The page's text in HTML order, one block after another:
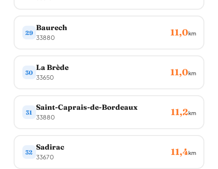
29
Baurech
33880 11,0km
30
La Brède
33650 11,0km
31
Saint-Caprais-de-Bordeaux
33880 11,2km
32
Sadirac
33670 11,4km